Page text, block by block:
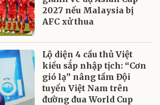
2027 nếu Malaysia bị
AFC xử thua
Lộ diện 4 cầu thủ Việt
kiều sắp nhập tịch: “Cơn
gió lạ” nâng tầm Đội
tuyển Việt Nam trên
đường đua World Cup